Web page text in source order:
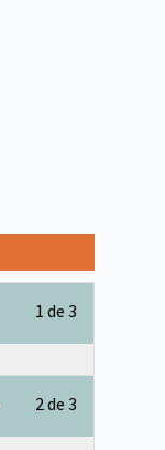
1 de 3
2 de 3